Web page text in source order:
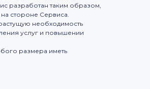
разработан таким образом,
стороне Сервиса.
необходимость
услуг и повышении
размера иметь